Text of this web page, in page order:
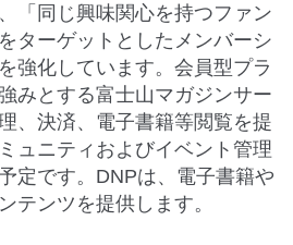
「同じ興味関心を持つファン
ターゲットとしたメンバーシ
強化しています。会員型プラ
みとする富士山マガジンサー
、決済、電子書籍等閲覧を提
ュニティおよびイベント管理
定です。DNPは、電子書籍や
テンツを提供します。